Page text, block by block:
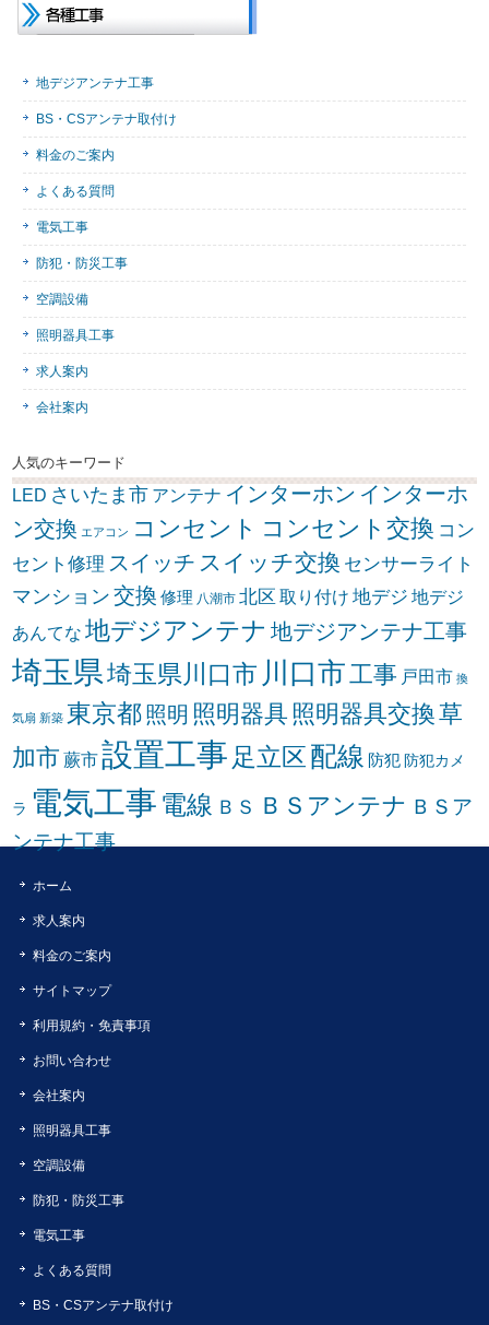
地デジアンテナ工事
BS・CSアンテナ取付け
料金のご案内
よくある質問
電気工事
防犯・防災工事
空調設備
照明器具工事
求人案内
会社案内
人気のキーワード
LED さいたま市 アンテナ インターホン インターホ
ン交換 エアコン コンセント コンセント交換 コン
セント修理 スイッチ スイッチ交換 センサーライト
マンション 交換 修理 八潮市 北区 取り付け 地デジ 地デジ
あんてな 地デジアンテナ 地デジアンテナ工事
埼玉県埼玉県川口市 川口市工事 戸田市 換
気扇 新築 東京都照明 照明器具 照明器具交換草
加市 蕨市設置工事 足立区配線 防犯 防犯カメ
ラ 電気工事 電線 ＢＳ ＢＳアンテナ ＢＳア
ンテナ工事
ホーム
求人案内
料金のご案内
サイトマップ
利用規約・免責事項
お問い合わせ
会社案内
照明器具工事
空調設備
防犯・防災工事
電気工事
よくある質問
BS・CSアンテナ取付け